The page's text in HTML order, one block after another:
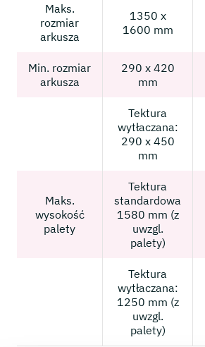
Maks.
rozmiar
arkusza
1350 x
1600 mm
Min. rozmiar
arkusza
290 x 420
mm
Tektura
wytłaczana:
290 x 450
mm
Maks.
wysokość
palety
Tektura
standardowa
1580 mm (z
uwzgl.
palety)
Tektura
wytłaczana:
1250 mm (z
uwzgl.
palety)